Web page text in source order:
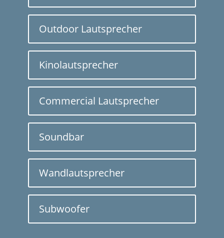
Outdoor Lautsprecher
Kinolautsprecher
Commercial Lautsprecher
Soundbar
Wandlautsprecher
Subwoofer